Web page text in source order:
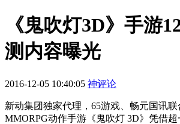
《鬼吹灯3D》手游
测内容曝光
2016-12-05 10:40:05 神评论
新动集团独家代理，65游戏、畅元国讯
MMORPG动作手游《鬼吹灯 3D》凭借